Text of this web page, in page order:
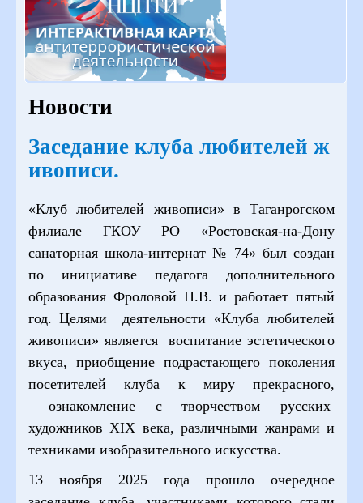
Новости
Заседание клуба любителей ж
ивописи.
«Клуб любителей живописи» в Таганрогском
филиале ГКОУ РО «Ростовская-на-Дону
санаторная школа-интернат № 74» был создан
по инициативе педагога дополнительного
образования Фроловой Н.В. и работает пятый
год. Целями деятельности «Клуба любителей
живописи» является воспитание эстетического
вкуса, приобщение подрастающего поколения
посетителей клуба к миру прекрасного,
ознакомление с творчеством русских
художников XIX века, различными жанрами и
техниками изобразительного искусства.
13 ноября 2025 года прошло очередное